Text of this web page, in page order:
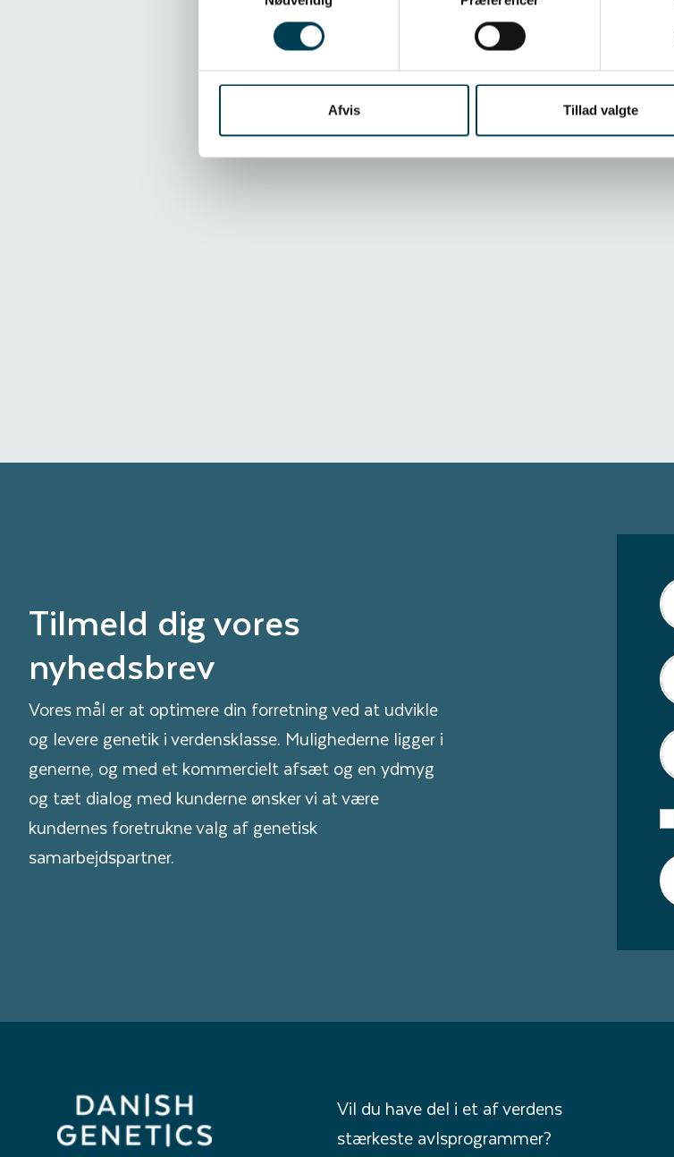
Afvis Tillad valgte
Tilmeld dig vores
nyhedsbrev
Vores mål er at optimere din forretning ved at udvikle
og levere genetik i verdensklasse. Mulighederne ligger i
generne, og med et kommercielt afsæt og en ydmyg
og tæt dialog med kunderne ønsker vi at være
kundernes foretrukne valg af genetisk
samarbejdspartner.
Vil du have del i et af verdens
stærkeste avlsprogrammer?